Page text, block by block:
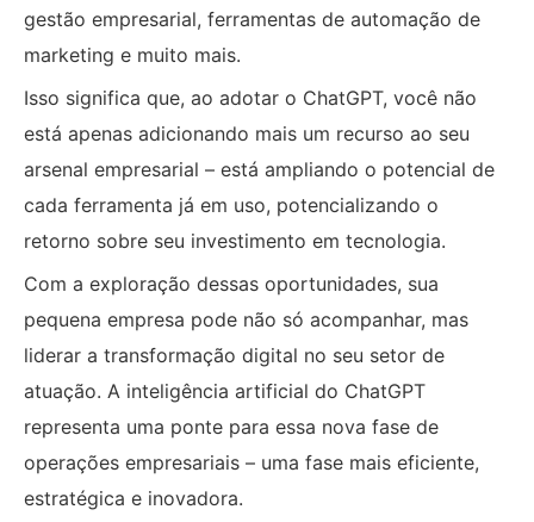
gestão empresarial, ferramentas de automação de
marketing e muito mais.
Isso significa que, ao adotar o ChatGPT, você não
está apenas adicionando mais um recurso ao seu
arsenal empresarial – está ampliando o potencial de
cada ferramenta já em uso, potencializando o
retorno sobre seu investimento em tecnologia.
Com a exploração dessas oportunidades, sua
pequena empresa pode não só acompanhar, mas
liderar a transformação digital no seu setor de
atuação. A inteligência artificial do ChatGPT
representa uma ponte para essa nova fase de
operações empresariais – uma fase mais eficiente,
estratégica e inovadora.